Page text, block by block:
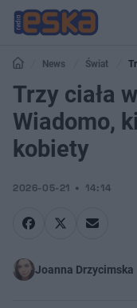
News Świat
zmarłe kobiety
Trzy ciała
Wiadomo,
kobiety
2026-05-21 14:14
Joanna Drzycimska